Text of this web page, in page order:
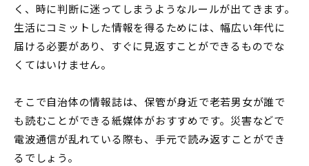
く、時に判断に迷ってしまうようなルールが出てきます。
生活にコミットした情報を得るためには、幅広い年代に
届ける必要があり、すぐに見返すことができるものでな
くてはいけません。
そこで自治体の情報誌は、保管が身近で老若男女が誰で
も読むことができる紙媒体がおすすめです。災害などで
電波通信が乱れている際も、手元で読み返すことができ
るでしょう。